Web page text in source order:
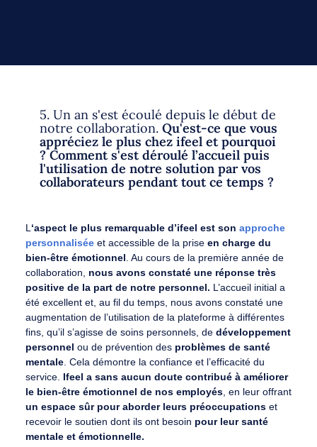
5. Un an s'est écoulé depuis le début de
notre collaboration. Qu'est-ce que vous
appréciez le plus chez ifeel et pourquoi
? Comment s'est déroulé l’accueil puis
l'utilisation de notre solution par vos
collaborateurs pendant tout ce temps ?
L ‘aspect le plus remarquable d’ifeel est son approche
personnalisée et accessible de la prise en charge du
bien-être émotionnel . Au cours de la première année de
collaboration, nous avons constaté une réponse très
positive de la part de notre personnel. L’accueil initial a
été excellent et, au fil du temps, nous avons constaté une
augmentation de l’utilisation de la plateforme à différentes
fins, qu’il s’agisse de soins personnels, de développement
personnel ou de prévention des problèmes de santé
mentale . Cela démontre la confiance et l’efficacité du
service. Ifeel a sans aucun doute contribué à améliorer
le bien-être émotionnel de nos employés , en leur offrant
un espace sûr pour aborder leurs préoccupations et
recevoir le soutien dont ils ont besoin pour leur santé
mentale et émotionnelle.